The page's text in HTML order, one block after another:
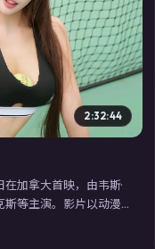
2:32:44
加拿大首映，由韦斯·
斯等主演。影片以动漫
后逐渐模糊；摄影与
费观看高清电视剧在